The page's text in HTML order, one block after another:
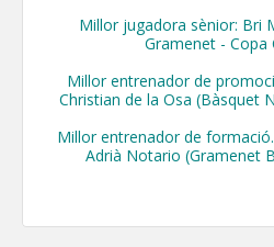
Millor jugadora sènior: Bri
Gramenet - Copa
Millor entrenador de
Christian de la Osa (Bàsquet
Millor entrenador de
Adrià Notario (Gramenet